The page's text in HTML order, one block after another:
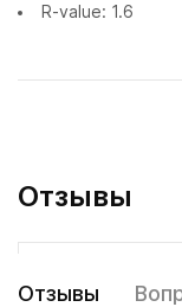
R-value: 1.6
Отзывы
Отзывы